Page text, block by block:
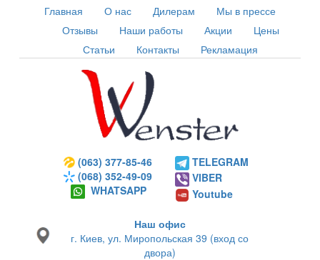
Главная О нас Дилерам
Мы в прессе
Отзывы
Наши работы Акции
Цены
Статьи
Контакты Рекламация
(063) 377-85-46
(068) 352-49-09
WHATSAPP
TELEGRAM
VIBER
Youtube
Наш офис
г. Киев, ул. Миропольская 39 (вход со
двора)